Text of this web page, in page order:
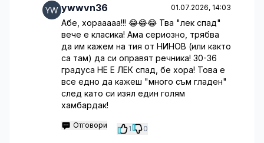
ywwvn36 01.07.2026, 14:03
Абе, хорааааа!!! 😂😂😂 Тва "лек спад"
вече е класика! Ама сериозно, трябва
да им кажем на тия от НИНОВ (или както
са там) да си оправят речника! 30-36
градуса НЕ Е ЛЕК спад, бе хора! Това е
все едно да кажеш "много съм гладен"
след като си изял един голям
хамбардак!
Отговори 1 0